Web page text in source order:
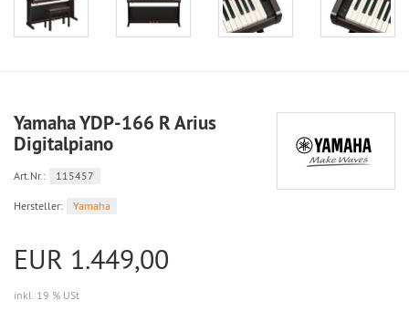
Yamaha YDP-166 R Arius
Digitalpiano
Art.Nr.: 115457
Hersteller: Yamaha
EUR 1.449,00
inkl. 19 % USt